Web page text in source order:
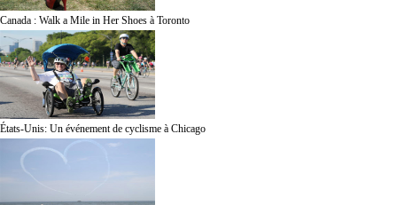
Canada : Walk a Mile in Her Shoes à Toronto
États-Unis: Un événement de cyclisme à Chicago